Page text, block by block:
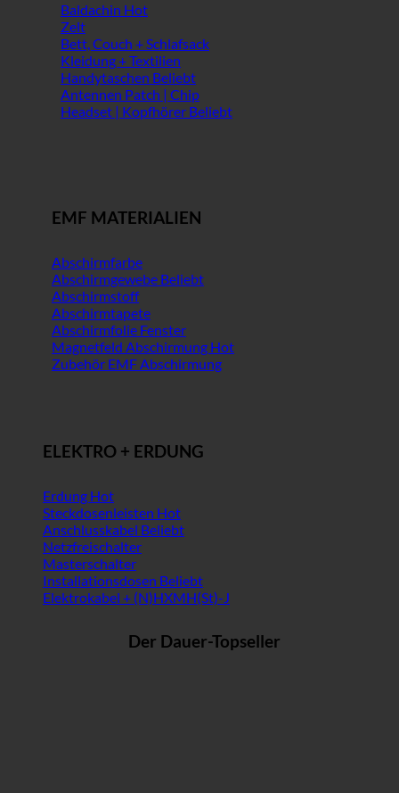
Baldachin
Zelt
Bett, Couch + Schlafsack
Kleidung + Textilien
Handytaschen
Antennen Patch | Chip
Headset | Kopfhörer
EMF MATERIALIEN
Abschirmfarbe
Abschirmgewebe
Abschirmstoff
Abschirmtapete
Abschirmfolie Fenster
Magnetfeld Abschirmung
Zubehör EMF Abschirmung
ELEKTRO + ERDUNG
Erdung
Steckdosenleisten
Anschlusskabel
Netzfreischalter
Masterschalter
Installationsdosen
Elektrokabel + (N)HXMH(St)-J
Der Dauer-Topseller